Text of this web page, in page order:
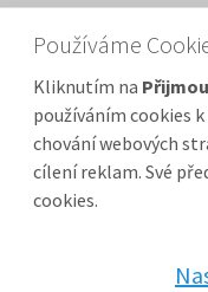
RYCHLÁ
Úvodní stránka
Kompletní sortiment
Kamenivo a písky
Betonové výrobky
Používáme
Kliknutím na
používáním cookies
chování webových
cílení reklam. Své
cookies.